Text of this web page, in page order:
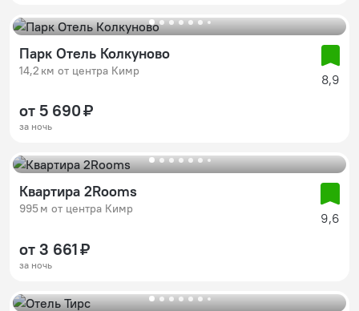
Парк Отель Колкуново
14,2 км от центра Кимр
8,9
от 5 690 ₽
за ночь
Квартира 2Rooms
995 м от центра Кимр
9,6
от 3 661 ₽
за ночь